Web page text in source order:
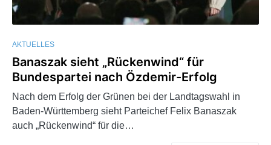
AKTUELLES
Banaszak sieht „Rückenwind“ für
Bundespartei nach Özdemir-Erfolg
Nach dem Erfolg der Grünen bei der Landtagswahl in
Baden-Württemberg sieht Parteichef Felix Banaszak
auch „Rückenwind“ für die…